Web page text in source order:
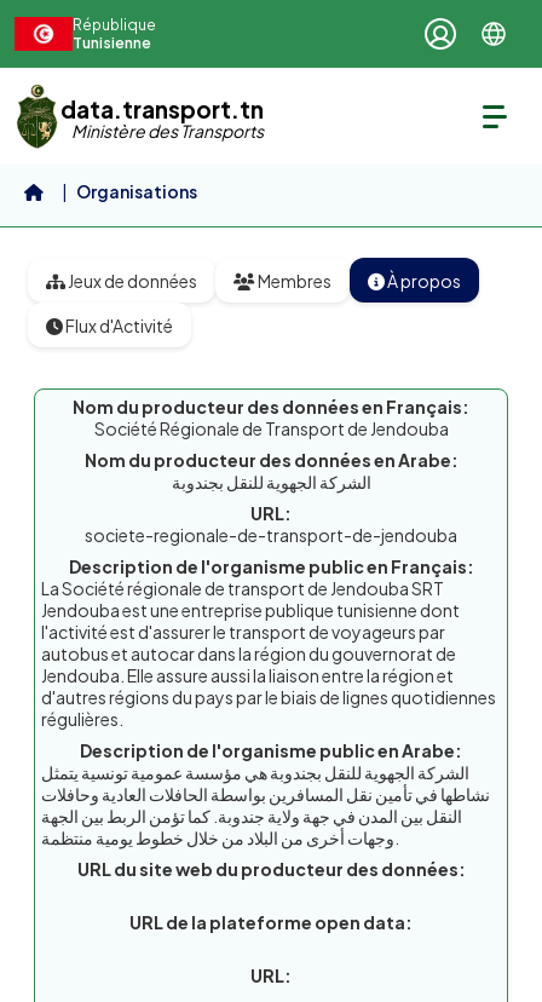
République
Tunisienne
data.transport.tn
Ministère des Transports
Organisations
Jeux de données Membres À propos
Flux d'Activité
Nom du producteur des données en Français:
Société Régionale de Transport de Jendouba
Nom du producteur des données en Arabe:
الشركة الجهوية للنقل بجندوبة
URL:
societe-regionale-de-transport-de-jendouba
Description de l'organisme public en Français:
La Société régionale de transport de Jendouba SRT
Jendouba est une entreprise publique tunisienne dont
l'activité est d'assurer le transport de voyageurs par
autobus et autocar dans la région du gouvernorat de
Jendouba. Elle assure aussi la liaison entre la région et
d'autres régions du pays par le biais de lignes quotidiennes
régulières.
Description de l'organisme public en Arabe:
الشركة الجهوية للنقل بجندوبة هي مؤسسة عمومية تونسية يتمثل
نشاطها في تأمين نقل المسافرين بواسطة الحافلات العادية وحافلات
النقل بين المدن في جهة ولاية جندوبة. كما تؤمن الربط بين الجهة
URL du site web du producteur des données:
URL de la plateforme open data:
URL: